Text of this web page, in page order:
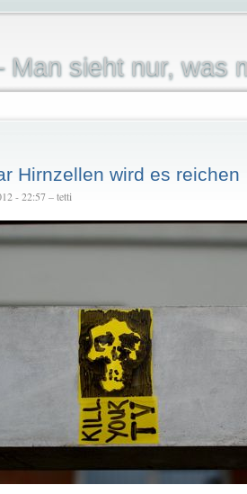
sieht nur, was
Hirnzellen wird es reichen
- 22:57 – tetti